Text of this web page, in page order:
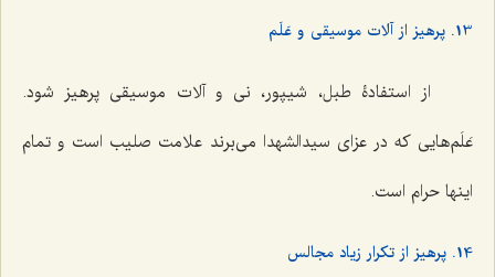
13. پرهیز از آلات موسیقی و عَلَم
از استفادۀ طبل، شیپور، نی و آلات موسیقی پرهیز شود.
عَلَم‌هایی که در عزای سیدالشهدا می‌برند علامت صلیب است و تمام
اینها حرام است.
14. پرهیز از تکرار زیاد مجالس